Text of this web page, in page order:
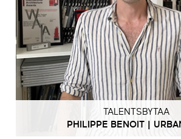
TALENTSBYTAA
PHILIPPE BENOIT |